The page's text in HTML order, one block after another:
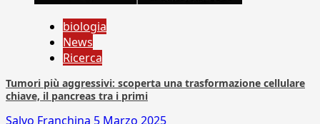
biologia
News
Ricerca
Tumori più aggressivi: scoperta una trasformazione cellulare
chiave, il pancreas tra i primi
Salvo Franchina 5 Marzo 2025